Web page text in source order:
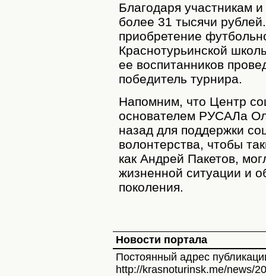
Благодаря участникам
более 31 тысячи
приобретение
Краснотурьинской
ее воспитанников
победитель турнира.
Напомним, что Центр
основателем РУСАЛа
назад для поддержки
волонтерства, чтобы
как Андрей Пакетов,
жизненной ситуации и
поколения.
Новости портала
Постоянный адрес
http://krasnoturinsk.me/news/